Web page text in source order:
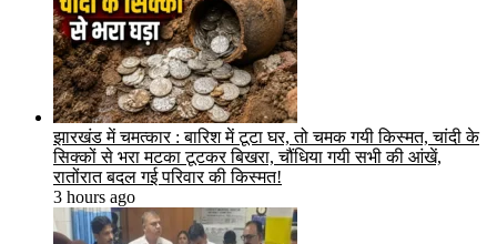
झारखंड में चमत्कार : बारिश में टूटा घर, तो चमक गयी किस्मत, चांदी के
सिक्कों से भरा मटका टूटकर बिखरा, चौंधिया गयी सभी की आंखें,
रातोंरात बदल गई परिवार की किस्मत!
3 hours ago